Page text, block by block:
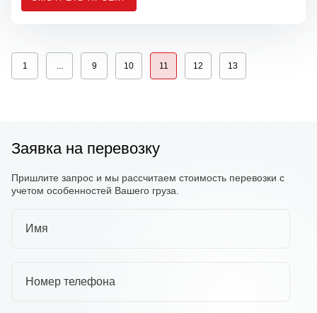
1 ... 9 10 11 12 13
Заявка на перевозку
Пришлите запрос и мы рассчитаем стоимость перевозки с
учетом особенностей Вашего груза.
Имя
Номер телефона